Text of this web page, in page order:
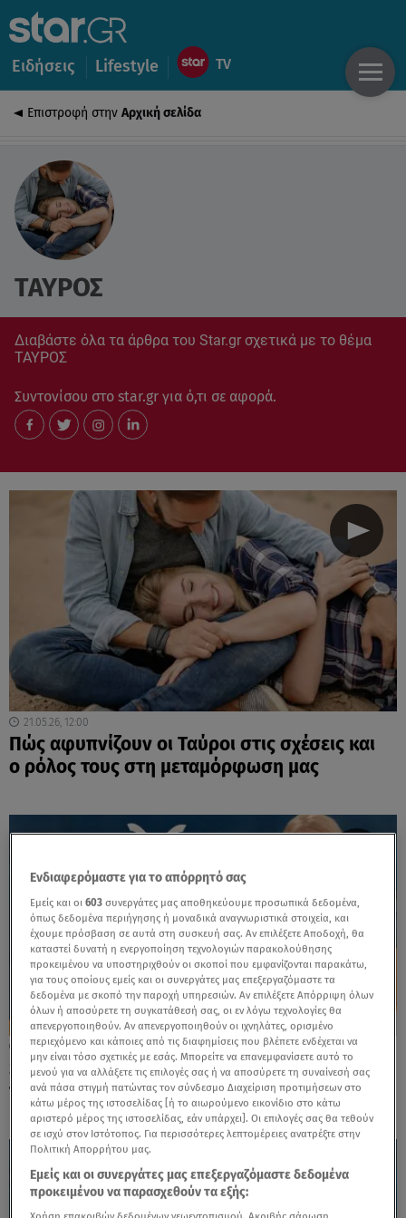
Ειδήσεις Lifestyle
Επιστροφή στην Αρχική σελίδα
ΤΑΥΡΟΣ
Διαβάστε όλα τα άρθρα του Star.gr σχετικά με το θέμα
ΤΑΥΡΟΣ
Συντονίσου στο star.gr για ό,τι σε αφορά.
21.05.26, 12:00
Πώς αφυπνίζουν οι Ταύροι στις σχέσεις και
ο ρόλος τους στη μεταμόρφωση μας
19.05.26, 10:24
Stars System: Πώς επηρεάζουν οι
πλανητικές αλλαγές τους Ταύρους
Ενδιαφερόμαστε για το απόρρητό σας
Εμείς και οι603 συνεργάτες μας αποθηκεύουμε προσωπικά δεδομένα,
όπως δεδομένα περιήγησης ή μοναδικά αναγνωριστικά στοιχεία, και
έχουμε πρόσβαση σε αυτά στη συσκευή σας. Αν επιλέξετε Αποδοχή, θα
καταστεί δυνατή η ενεργοποίηση τεχνολογιών παρακολούθησης
προκειμένου να υποστηριχθούν οι σκοποί που εμφανίζονται παρακάτω,
για τους οποίους εμείς και οι συνεργάτες μας επεξεργαζόμαστε τα
δεδομένα με σκοπό την παροχή υπηρεσιών. Αν επιλέξετε Απόρριψη όλων
όλων ή αποσύρετε τη συγκατάθεσή σας, οι εν λόγω τεχνολογίες θα
απενεργοποιηθούν. Αν απενεργοποιηθούν οι ιχνηλάτες, ορισμένο
περιεχόμενο και κάποιες από τις διαφημίσεις που βλέπετε ενδέχεται να
μην είναι τόσο σχετικές με εσάς. Μπορείτε να επανεμφανίσετε αυτό το
μενού για να αλλάξετε τις επιλογές σας ή να αποσύρετε τη συναίνεσή σας
ανά πάσα στιγμή πατώντας τον σύνδεσμο Διαχείριση προτιμήσεων στο
κάτω μέρος της ιστοσελίδας [ή το αιωρούμενο εικονίδιο στο κάτω
αριστερό μέρος της ιστοσελίδας, εάν υπάρχει]. Οι επιλογές σας θα τεθούν
σε ισχύ στον Ιστότοπος. Για περισσότερες λεπτομέρειες ανατρέξτε στην
Πολιτική Απορρήτου μας.
Εμείς και οι συνεργάτες μας επεξεργαζόμαστε δεδομένα
προκειμένου να παρασχεθούν τα εξής: